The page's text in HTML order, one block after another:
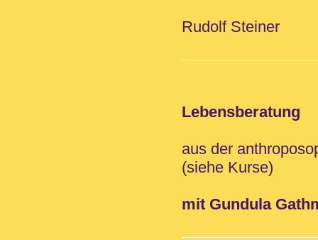
Rudolf Steiner
Lebensberatung
aus der
(siehe Kurse)
mit Gundula